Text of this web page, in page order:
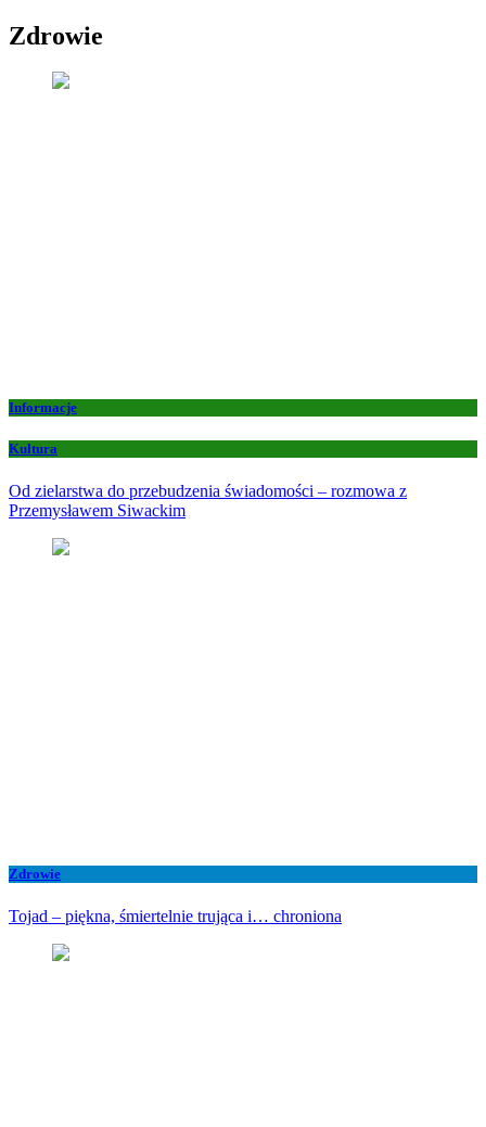
Zdrowie
Informacje
Kultura
Od zielarstwa do przebudzenia świadomości – rozmowa z
Przemysławem Siwackim
Zdrowie
Tojad – piękna, śmiertelnie trująca i… chroniona